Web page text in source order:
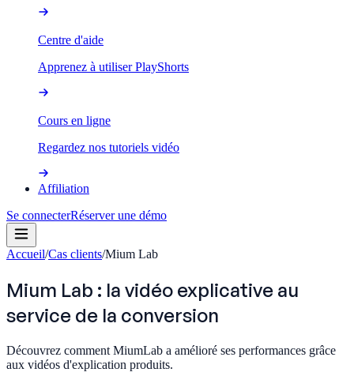
Centre d'aide
Apprenez à utiliser PlayShorts
Cours en ligne
Regardez nos tutoriels vidéo
Affiliation
Se connecterRéserver une démo
Accueil/Cas clients/Mium Lab
Mium Lab : la vidéo explicative au
service de la conversion
Découvrez comment MiumLab a amélioré ses performances grâce
aux vidéos d'explication produits.